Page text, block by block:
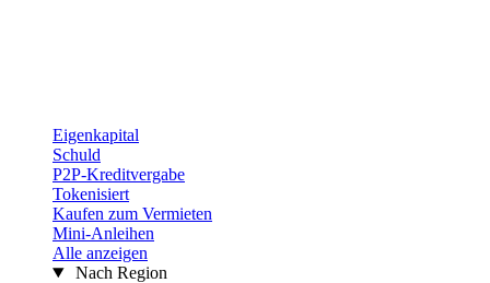
Eigenkapital
Schuld
P2P-Kreditvergabe
Tokenisiert
Kaufen zum Vermieten
Mini-Anleihen
Alle anzeigen
Nach Region